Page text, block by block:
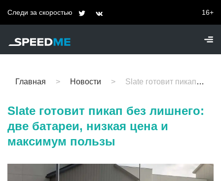
Следи за скоростью 16+
Главная Новости Slate готовит пикап без лишнего: две батареи, низкая цена и максимум пользы
Slate готовит пикап без лишнего:
две батареи, низкая цена и
максимум пользы